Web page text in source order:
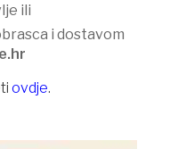
ili
i dostavom
ovdje.